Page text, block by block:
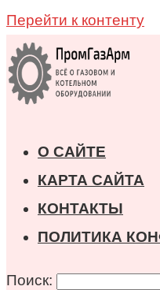
Перейти к контенту
О САЙТЕ
КАРТА САЙТА
КОНТАКТЫ
ПОЛИТИКА
Поиск: